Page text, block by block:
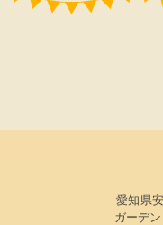
愛知県
ガーデ